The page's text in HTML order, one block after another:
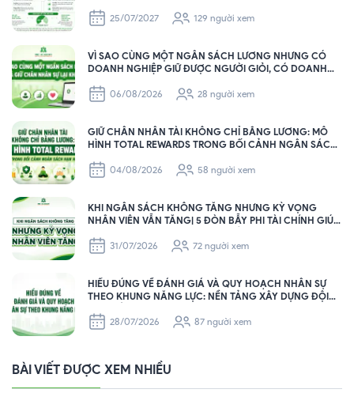
25/07/2027
129 người xem
VÌ SAO CÙNG MỘT NGÂN SÁCH LƯƠNG NHƯNG CÓ
DOANH NGHIỆP GIỮ ĐƯỢC NGƯỜI GIỎI, CÓ DOANH
06/08/2026
28 người xem
GIỮ CHÂN NHÂN TÀI KHÔNG CHỈ BẰNG LƯƠNG: MÔ
HÌNH TOTAL REWARDS TRONG BỐI CẢNH NGÂN SÁCH
04/08/2026
58 người xem
KHI NGÂN SÁCH KHÔNG TĂNG NHƯNG KỲ VỌNG
NHÂN VIÊN VẪN TĂNG| 5 ĐÒN BẪY PHI TÀI CHÍNH GIÚP
31/07/2026
72 người xem
HIỂU ĐÚNG VỀ ĐÁNH GIÁ VÀ QUY HOẠCH NHÂN SỰ
THEO KHUNG NĂNG LỰC: NỀN TẢNG XÂY DỰNG ĐỘI
28/07/2026
87 người xem
BÀI VIẾT ĐƯỢC XEM NHIỀU